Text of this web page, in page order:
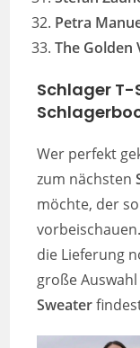
Petra
The Golden
Schlager T-
Wer perfekt
zum nächsten
möchte, der
die Lieferung
große
Sweater